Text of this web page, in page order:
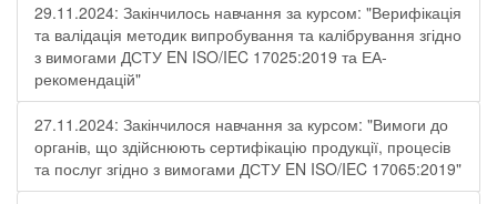
29.11.2024: Закінчилось навчання за курсом: "Верифікація
та валідація методик випробування та калібрування згідно
з вимогами ДСТУ EN ISO/IEC 17025:2019 та ЕА-
рекомендацій"
27.11.2024: Закінчилося навчання за курсом: "Вимоги до
органів, що здійснюють сертифікацію продукції, процесів
та послуг згідно з вимогами ДСТУ EN ISO/IEC 17065:2019"